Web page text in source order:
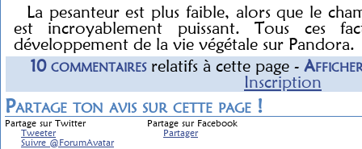
La pesanteur est plus faible, alors que le
est incroyablement puissant. Tous ces
développement de la vie végétale sur Pandora.
10commentairesrelatifsà cette page -
Inscription
Partage ton avis sur cette page !
Partage sur Twitter
Partage sur Facebook
Tweeter
Suivre @ForumAvatar
Partager